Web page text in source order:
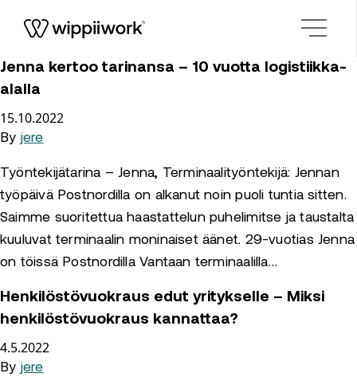
Jenna kertoo tarinansa – 10 vuotta logistiikka-
alalla
15.10.2022
By jere
Työntekijätarina – Jenna, Terminaalityöntekijä: Jennan
työpäivä Postnordilla on alkanut noin puoli tuntia sitten.
Saimme suoritettua haastattelun puhelimitse ja taustalta
kuuluvat terminaalin moninaiset äänet. 29-vuotias Jenna
on töissä Postnordilla Vantaan terminaalilla…
Henkilöstövuokraus edut yritykselle – Miksi
henkilöstövuokraus kannattaa?
4.5.2022
By jere